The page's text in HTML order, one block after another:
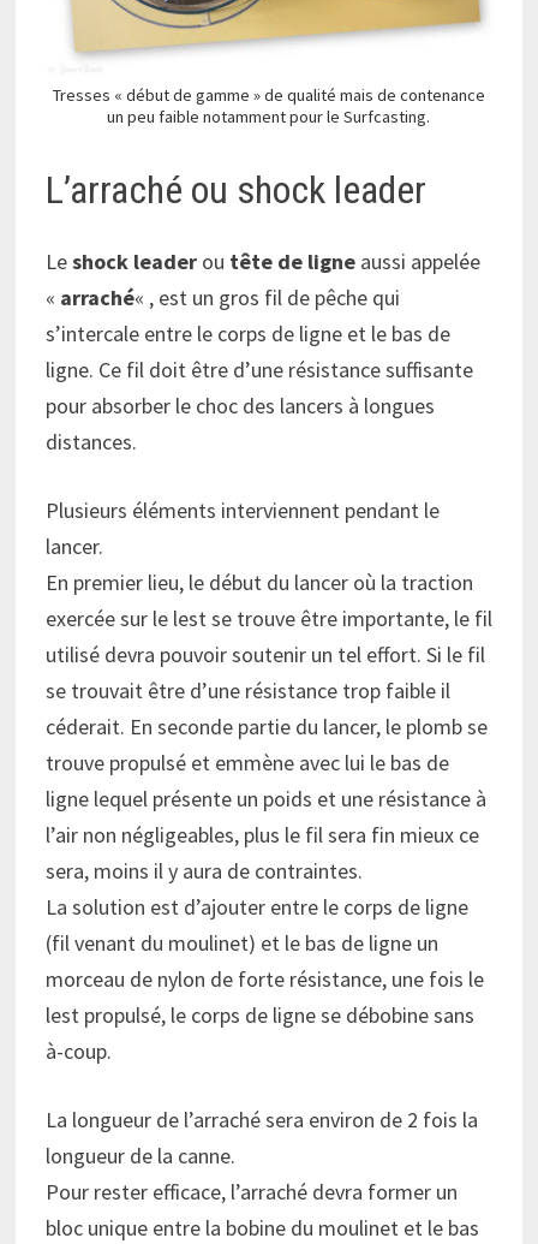
Tresses « début de gamme » de qualité mais de contenance
un peu faible notamment pour le Surfcasting.
L’arraché ou shock leader
Leshock leaderou tête de ligne aussi appelée
« arraché« , est un gros fil de pêche qui
s’intercale entre le corps de ligne et le bas de
ligne. Ce fil doit être d’une résistance suffisante
pour absorber le choc des lancers à longues
distances.
Plusieurs éléments interviennent pendant le
lancer.
En premier lieu, le début du lancer où la traction
exercée sur le lest se trouve être importante, le fil
utilisé devra pouvoir soutenir un tel effort. Si le fil
se trouvait être d’une résistance trop faible il
céderait. En seconde partie du lancer, le plomb se
trouve propulsé et emmène avec lui le bas de
ligne lequel présente un poids et une résistance à
l’air non négligeables, plus le fil sera fin mieux ce
sera, moins il y aura de contraintes.
La solution est d’ajouter entre le corps de ligne
(fil venant du moulinet) et le bas de ligne un
morceau de nylon de forte résistance, une fois le
lest propulsé, le corps de ligne se débobine sans
à-coup.
La longueur de l’arraché sera environ de 2 fois la
longueur de la canne.
Pour rester efficace, l’arraché devra former un
bloc unique entre la bobine du moulinet et le bas